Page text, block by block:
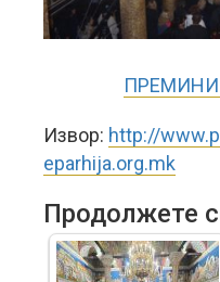
ПРЕМИНИ
Извор: http://
eparhija.org.mk
Продолжете